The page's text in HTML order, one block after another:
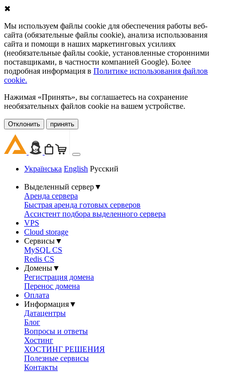
✖
Мы используем файлы cookie для обеспечения работы веб-
сайта (обязательные файлы cookie), анализа использования
сайта и помощи в наших маркетинговых усилиях
(необязательные файлы cookie, установленные сторонними
поставщиками, в частности компанией Google). Более
подробная информация в Политике использования файлов
cookie.
Нажимая «Принять», вы соглашаетесь на сохранение
необязательных файлов cookie на вашем устройстве.
Oтклонить принять
Українська English Русский
Выделенный сервер▼
Аренда сервера
Быстрая аренда готовых серверов
Ассистент подбора выделенного сервера
VPS
Cloud storage
Сервисы▼
MySQL CS
Redis CS
Домены▼
Регистрация домена
Перенос домена
Оплата
Информация▼
Датацентры
Блог
Вопросы и ответы
Хостинг
ХОСТИНГ РЕШЕНИЯ
Полезные сервисы
Контакты